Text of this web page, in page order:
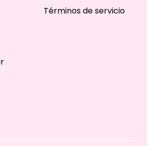
Términos de servicio